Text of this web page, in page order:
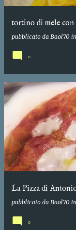
tortino di mele con
pubblicato da Baol70
0
La Pizza di
pubblicato da Baol70
0